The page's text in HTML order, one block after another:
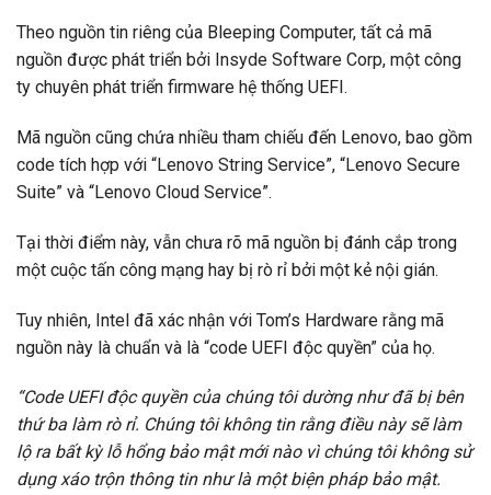
Theo nguồn tin riêng của Bleeping Computer, tất cả mã
nguồn được phát triển bởi Insyde Software Corp, một công
ty chuyên phát triển firmware hệ thống UEFI.
Mã nguồn cũng chứa nhiều tham chiếu đến Lenovo, bao gồm
code tích hợp với “Lenovo String Service”, “Lenovo Secure
Suite” và “Lenovo Cloud Service”.
Tại thời điểm này, vẫn chưa rõ mã nguồn bị đánh cắp trong
một cuộc tấn công mạng hay bị rò rỉ bởi một kẻ nội gián.
Tuy nhiên, Intel đã xác nhận với Tom’s Hardware rằng mã
nguồn này là chuẩn và là “code UEFI độc quyền” của họ.
“Code UEFI độc quyền của chúng tôi dường như đã bị bên
thứ ba làm rò rỉ. Chúng tôi không tin rằng điều này sẽ làm
lộ ra bất kỳ lỗ hổng bảo mật mới nào vì chúng tôi không sử
dụng xáo trộn thông tin như là một biện pháp bảo mật.